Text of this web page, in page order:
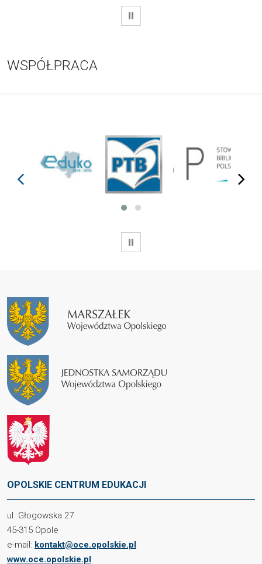
WSTRZYMAJ
WSPÓŁPRACA
prev next
WSTRZYMAJ
OPOLSKIE CENTRUM EDUKACJI
ul. Głogowska 27
45-315 Opole
e-mail: kontakt@oce.opolskie.pl
www.oce.opolskie.pl